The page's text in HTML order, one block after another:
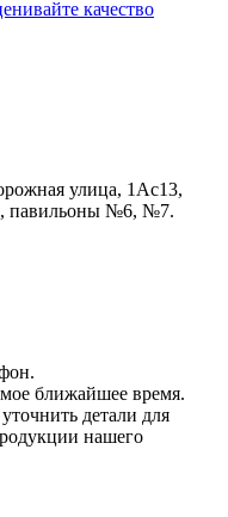
улица, 1Ас13,
павильоны №6, №7.
ближайшее время.
детали для
нашего